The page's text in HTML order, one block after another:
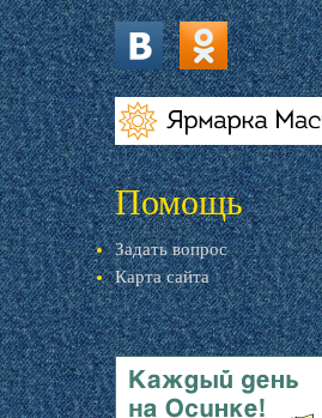
vk.com ok.ru
livemaster.ru
Помощь
Задать вопрос
Карта сайта